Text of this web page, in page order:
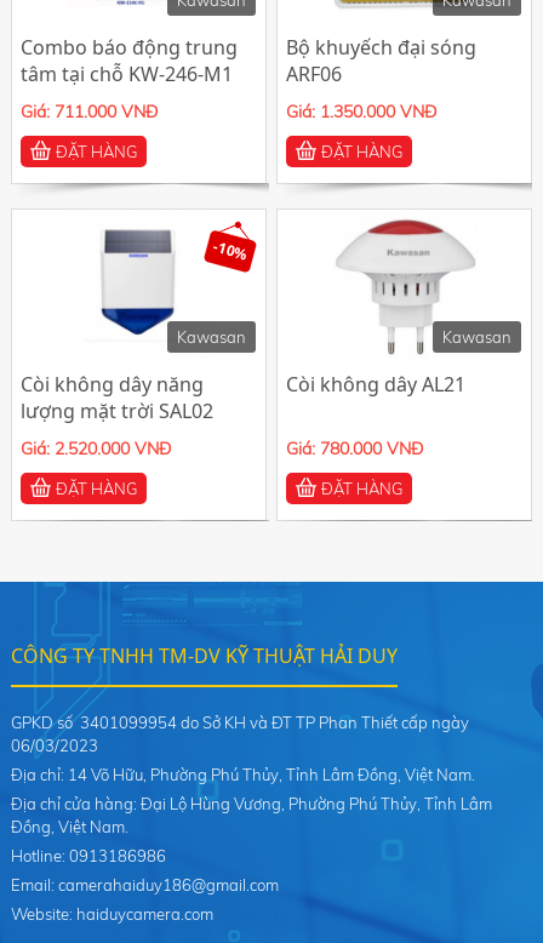
Combo báo động trung
tâm tại chỗ KW-246-M1
Giá: 711.000 VNĐ
ĐẶT HÀNG
Bộ khuyếch đại sóng
ARF06
Giá: 1.350.000 VNĐ
ĐẶT HÀNG
Kawasan
-10%
Còi không dây năng
lượng mặt trời SAL02
Giá: 2.520.000 VNĐ
ĐẶT HÀNG
Kawasan
Còi không dây AL21
Giá: 780.000 VNĐ
ĐẶT HÀNG
CÔNG TY TNHH TM-DV KỸ THUẬT HẢI DUY
GPKD số 3401099954 do Sở KH và ĐT TP Phan Thiết cấp ngày
06/03/2023
Địa chỉ: 14 Võ Hữu, Phường Phú Thủy, Tỉnh Lâm Đồng, Việt Nam.
Địa chỉ cửa hàng: Đại Lộ Hùng Vương, Phường Phú Thủy, Tỉnh Lâm
Đồng, Việt Nam.
Hotline: 0913186986
Email: camerahaiduy186@gmail.com
Website: haiduycamera.com